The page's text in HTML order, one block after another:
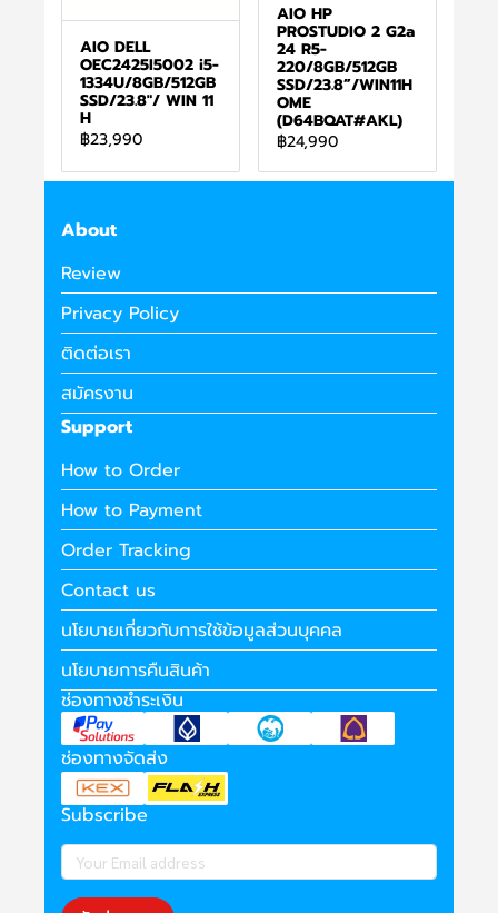
AIO DELL
OEC2425I5002 i5-
1334U/8GB/512GB
SSD/23.8"/ WIN 11
H
฿23,990
AIO HP
PROSTUDIO 2 G2a
24 R5-
220/8GB/512GB
SSD/23.8”/WIN11H
OME
(D64BQAT#AKL)
฿24,990
About
Review
Privacy Policy
ติดต่อเรา
สมัครงาน
Support
How to Order
How to Payment
Order Tracking
Contact us
นโยบายเกี่ยวกับการใช้ข้อมูลส่วนบุคคล
นโยบายการคืนสินค้า
ช่องทางชำระเงิน
ช่องทางจัดส่ง
Subscribe